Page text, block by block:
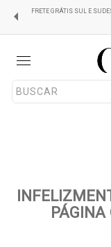
FRETE GRÁTIS SUL E
Menu
PÁGINA